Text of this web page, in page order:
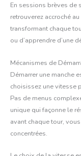
En sessions brèves de
retrouverez accroché
transformant chaque
ou d’apprendre d’une
Mécanismes de
Démarrer une manche
choisissez une vitesse
Pas de menus
unique qui façonne le
avant chaque tour,
concentrées.